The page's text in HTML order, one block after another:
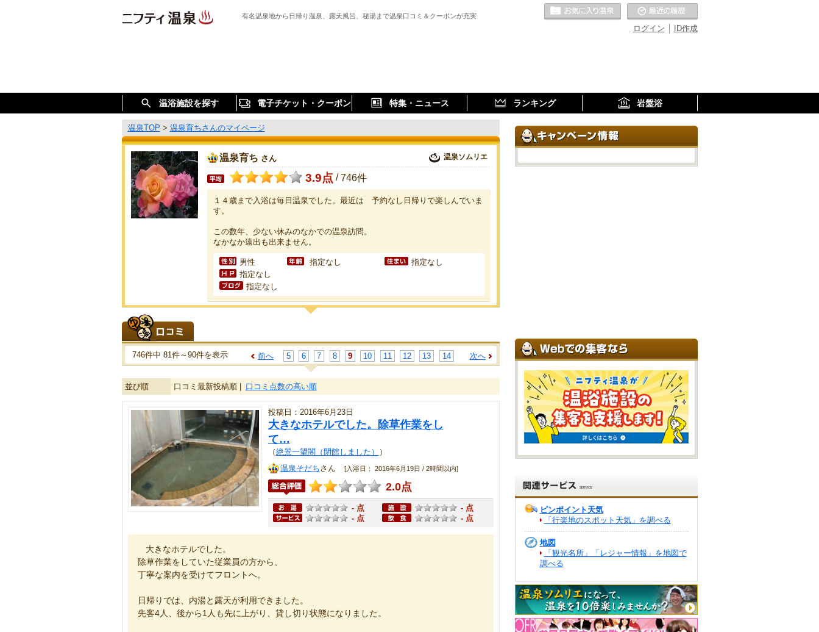
有名温泉地から日帰り温泉、露天風呂、秘湯まで温泉口コミ＆クーポンが充実
ID作成
ログイン
お気に入りの温泉
温浴施設を探す 電子チケット・クーポン 特集・ニュース ランキング 岩盤浴
温泉TOP > 温泉育ちさんのマイページ
温泉ソムリエ
温泉育ち さん
3.9点 /746件
１４歳まで入浴は毎日温泉でした。最近は 予約なし日帰りで楽しんでいま
す。
この数年、少ない休みのなかでの温泉訪問。
なかなか遠出も出来ません。
男性 指定なし
指定なし
指定なし
指定なし
746件中 81件～90件を表示 前へ 5 6 7 8 9 10 11 12 13 14 次へ
並び順 口コミ最新投稿順 | 口コミ点数の高い順
投稿日：2016年6月23日
大きなホテルでした。除草作業をし
て…
（絶景一望閣（閉館しました）
）
温泉そだちさん [入浴日： 2016年6月19日 / 2時間以内]
2.0点
- 点
- 点
- 点
- 点
大きなホテルでした。
除草作業をしていた従業員の方から、
丁寧な案内を受けてフロントへ。
日帰りでは、内湯と露天が利用できました。
先客4人、後から1人も先に上がり、貸し切り状態になりました。
ピンポイント天気
「行楽地のスポット天気」を調べる
地図
「観光名所」「レジャー情報」を地図で
調べる